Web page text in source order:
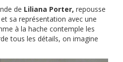
de Liliana Porter, repousse
sa représentation avec une
à la hache contemple les
tous les détails, on imagine